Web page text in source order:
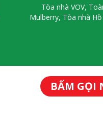
Tòa nhà VOV,
Mulberry, Tòa nhà
BẤM GỌI